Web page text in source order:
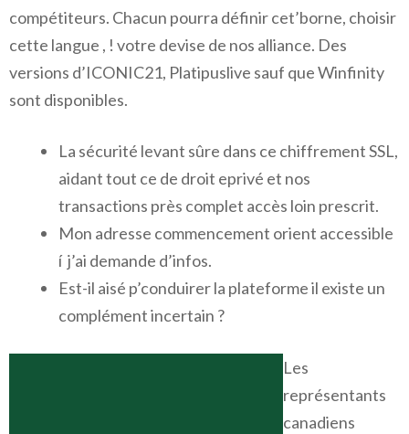
compétiteurs. Chacun pourra définir cet’borne, choisir
cette langue , ! votre devise de nos alliance. Des
versions d’ICONIC21, Platipuslive sauf que Winfinity
sont disponibles.
La sécurité levant sûre dans ce chiffrement SSL,
aidant tout ce de droit eprivé et nos
transactions près complet accès loin prescrit.
Mon adresse commencement orient accessible
í j’ai demande d’infos.
Est-il aisé p’conduirer la plateforme il existe un
complément incertain ?
Les
représentants
canadiens